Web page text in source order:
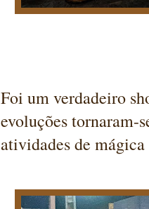
Foi um verdadeiro
evoluções tornaram-
atividades de